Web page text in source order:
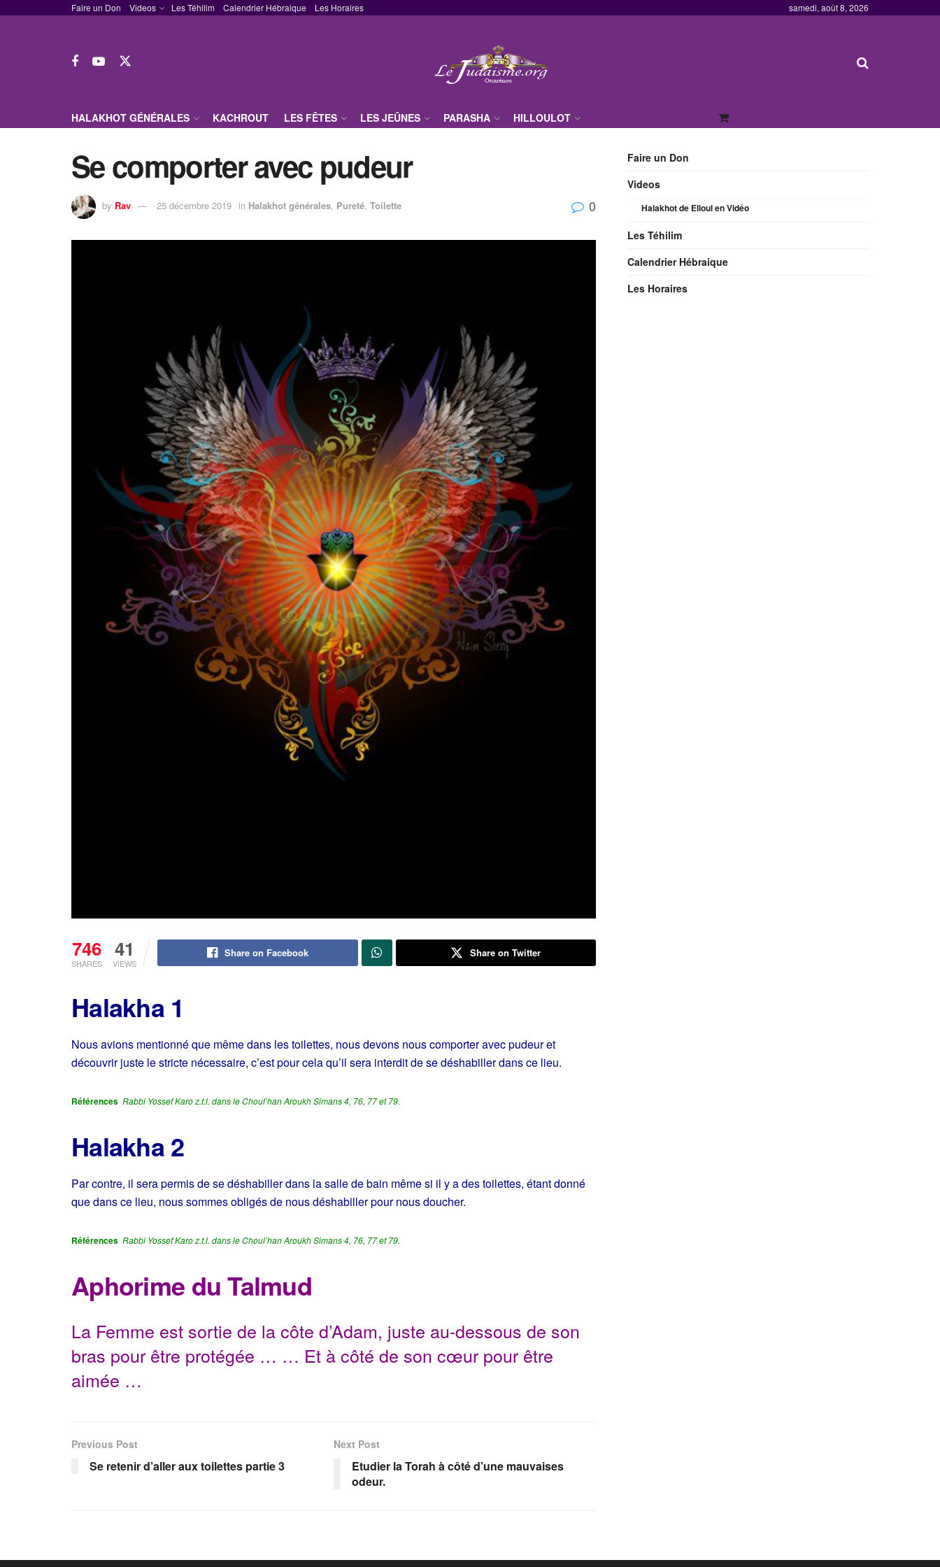
Faire un Don Videos Les Téhilim Calendrier Hébraique Les Horaires samedi, août 8, 2026
HALAKHOT GÉNÉRALES KACHROUT LES FÊTES LES JEÛNES PARASHA HILLOULOT
Se comporter avec pudeur
by Rav 25 décembre 2019 in Halakhot générales, Pureté, Toilette 0
746
SHARES
41
VIEWS
Share on Facebook Share on Twitter
Halakha 1
Nous avions mentionné que même dans les toilettes, nous devons nous comporter avec pudeur et
découvrir juste le stricte nécessaire, c’est pour cela qu’il sera interdit de se déshabiller dans ce lieu.
Références Rabbi Yossef Karo z.t.l. dans le Choul’han Aroukh Simans 4, 76, 77 et 79.
Halakha 2
Par contre, il sera permis de se déshabiller dans la salle de bain même si il y a des toilettes, étant donné
que dans ce lieu, nous sommes obligés de nous déshabiller pour nous doucher.
Références Rabbi Yossef Karo z.t.l. dans le Choul’han Aroukh Simans 4, 76, 77 et 79.
Aphorime du Talmud
La Femme est sortie de la côte d’Adam, juste au-dessous de son
bras pour être protégée … … Et à côté de son cœur pour être
aimée …
Previous Post
Se retenir d’aller aux toilettes partie 3
Next Post
Etudier la Torah à côté d’une mauvaises
odeur.
Faire un Don
Videos
Halakhot de Elloul en Vidéo
Les Téhilim
Calendrier Hébraique
Les Horaires